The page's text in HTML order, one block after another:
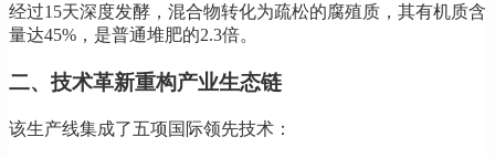
经过15天深度发酵，混合物转化为疏松的腐殖质，其有机质含
量达45%，是普通堆肥的2.3倍。
二、技术革新重构产业生态链
该生产线集成了五项国际领先技术：